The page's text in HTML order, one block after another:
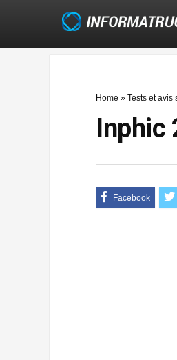
Home » Tests et avis
Inphic